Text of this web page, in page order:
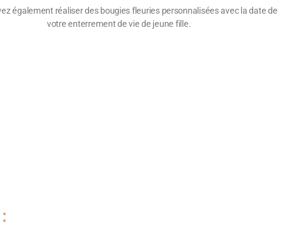
également réaliser des bougies fleuries personnalisées avec la date de
votre enterrement de vie de jeune fille.